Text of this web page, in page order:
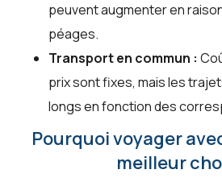
peuvent augmenter en
péages.
Transport en commun :
prix sont fixes, mais les
longs en fonction des
Pourquoi voyager
meilleur